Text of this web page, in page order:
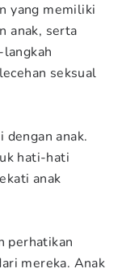
yang memiliki
anak, serta
seksual
anak.
hati-hati
anak
perhatikan
mereka. Anak